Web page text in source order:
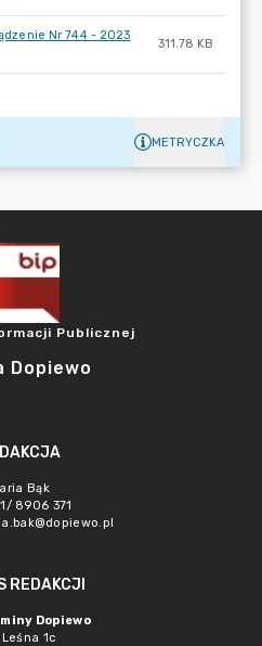
Nr 744 - 2023
311.78 KB
METRYCZKA
Publicznej
Dopiewo
Bąk
8906 371
REDAKCJI
Dopiewo
Leśna 1c